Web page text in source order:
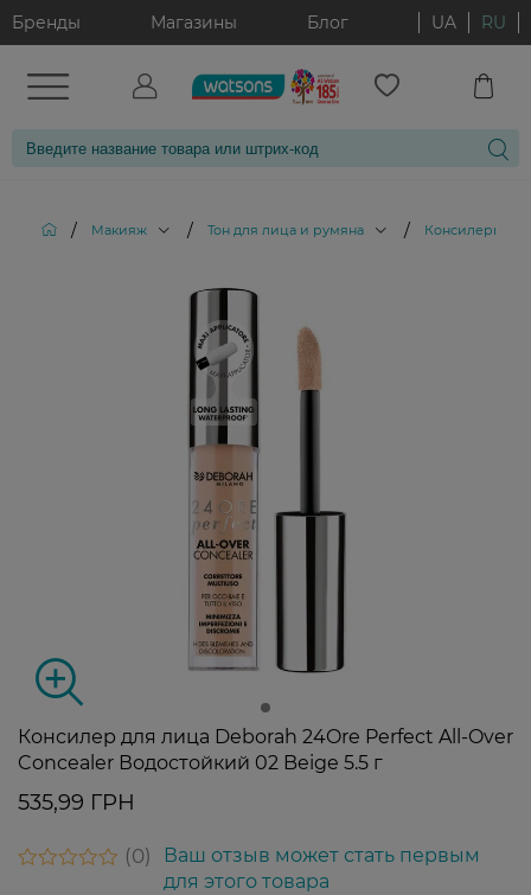
Бренды Магазины Блог UA RU
/ Макияж / Тон для лица и румяна / Консилеры
Консилер для лица Deborah 24Ore Perfect All-Over
Concealer Водостойкий 02 Beige 5.5 г
535,99 ГРН
0
Ваш отзыв может стать первым
для этого товара